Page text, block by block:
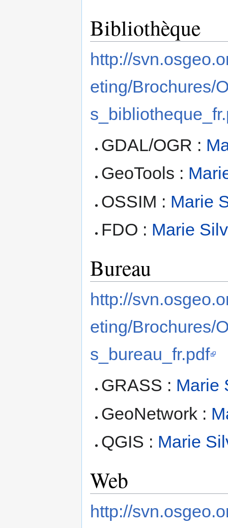
Bibliothèque
http://
eting/Brochures/
GDAL/OGR :
GeoTools :
OSSIM : Marie
FDO : Marie
Bureau
http://
eting/Brochures/
s_bureau_fr.pdf
GRASS : Marie
GeoNetwork :
QGIS : Marie
Web
http://